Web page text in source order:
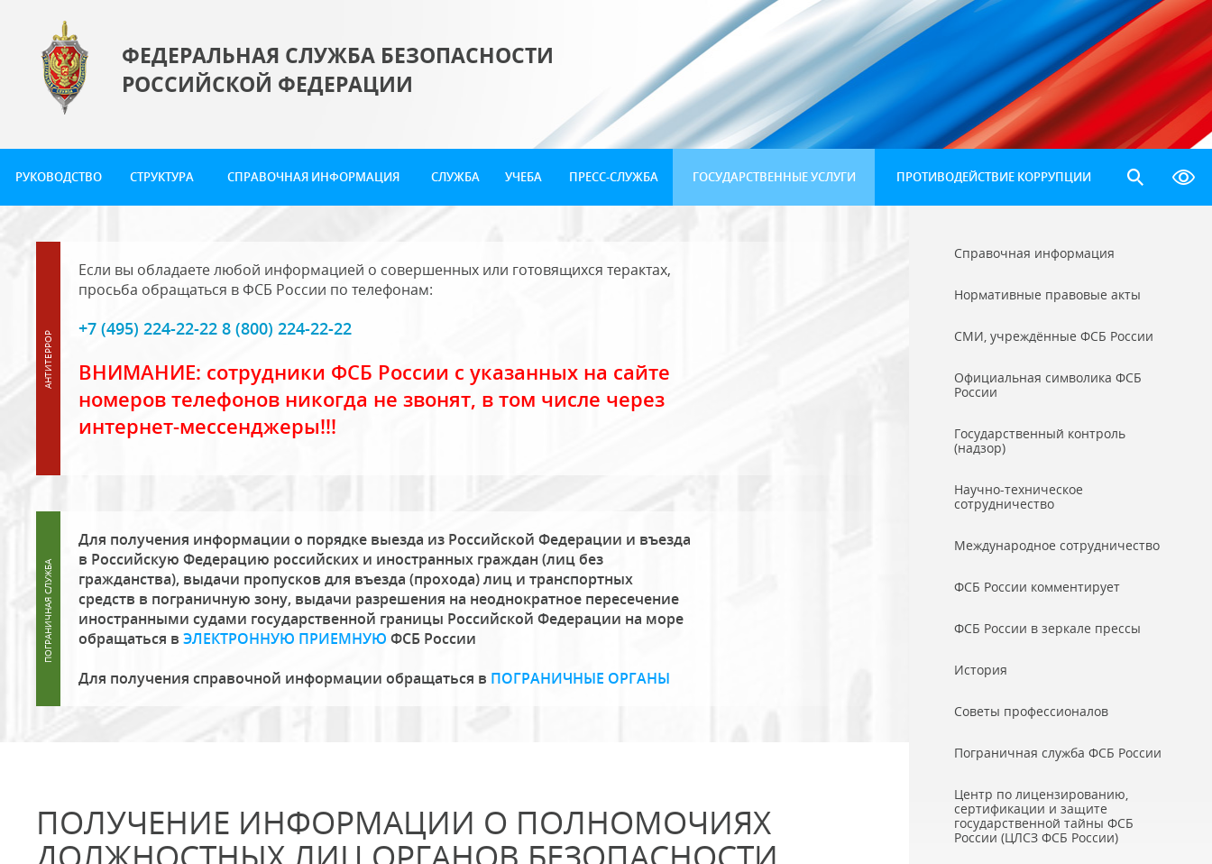
ФЕДЕРАЛЬНАЯ СЛУЖБА БЕЗОПАСНОСТИ
РОССИЙСКОЙ ФЕДЕРАЦИИ
РУКОВОДСТВО СТРУКТУРА СПРАВОЧНАЯ ИНФОРМАЦИЯ СЛУЖБА УЧЕБА ПРЕСС-СЛУЖБА ГОСУДАРСТВЕННЫЕ УСЛУГИ ПРОТИВОДЕЙСТВИЕ КОРРУПЦИИ
Если вы обладаете любой информацией о совершенных или готовящихся терактах,
просьба обращаться в ФСБ России по телефонам:
+7 (495) 224-22-22 8 (800) 224-22-22
ВНИМАНИЕ: сотрудники ФСБ России с указанных на сайте
номеров телефонов никогда не звонят, в том числе через
интернет-мессенджеры!!!
Для получения информации о порядке выезда из Российской Федерации и въезда
в Российскую Федерацию российских и иностранных граждан (лиц без
гражданства), выдачи пропусков для въезда (прохода) лиц и транспортных
средств в пограничную зону, выдачи разрешения на неоднократное пересечение
иностранными судами государственной границы Российской Федерации на море
обращаться в ЭЛЕКТРОННУЮ ПРИЕМНУЮ ФСБ России
Для получения справочной информации обращаться в ПОГРАНИЧНЫЕ ОРГАНЫ
ПОЛУЧЕНИЕ ИНФОРМАЦИИ О ПОЛНОМОЧИЯХ
Справочная информация
Нормативные правовые акты
СМИ, учреждённые ФСБ России
Официальная символика ФСБ
России
Государственный контроль
(надзор)
Научно-техническое
сотрудничество
Международное сотрудничество
ФСБ России комментирует
ФСБ России в зеркале прессы
История
Советы профессионалов
Пограничная служба ФСБ России
Центр по лицензированию,
сертификации и защите
государственной тайны ФСБ
России (ЦЛСЗ ФСБ России)